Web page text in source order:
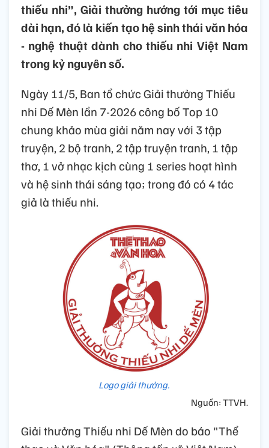
thiếu nhi”, Giải thưởng hướng tới mục tiêu
dài hạn, đó là kiến tạo hệ sinh thái văn hóa
- nghệ thuật dành cho thiếu nhi Việt Nam
trong kỷ nguyên số.
Ngày 11/5, Ban tổ chức Giải thưởng Thiếu
nhi Dế Mèn lần 7-2026 công bố Top 10
chung khảo mùa giải năm nay với 3 tập
truyện, 2 bộ tranh, 2 tập truyện tranh, 1 tập
thơ, 1 vở nhạc kịch cùng 1 series hoạt hình
và hệ sinh thái sáng tạo; trong đó có 4 tác
giả là thiếu nhi.
Logo giải thưởng.
Nguồn: TTVH.
Giải thưởng Thiếu nhi Dế Mèn do báo "Thể